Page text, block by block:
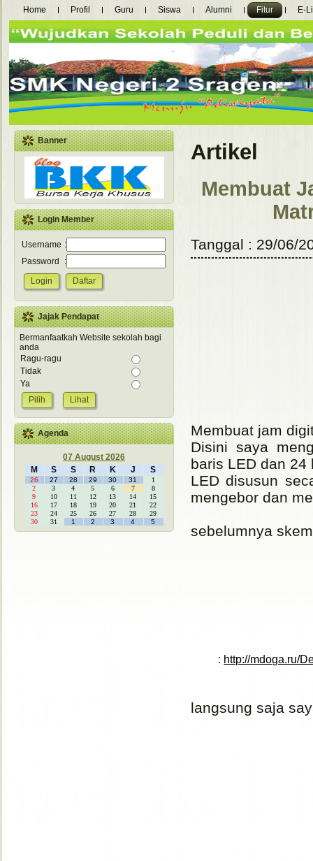
Home Profil Guru Siswa Alumni Fitur E-
Banner
Login Member
Username :
Password
:
Jajak Pendapat
Bermanfaatkah Website sekolah bagi
anda
Ragu-ragu
Tidak
Ya
Lihat
Agenda
07 August 2026
M
S S R K J S
26 27 28 29 30 31
1
2
3 4 5 6 7
8
9
10 11 12 13 14
15
16
17 18 19 20 21
22
23
24 25 26 27 28
29
30
31 1 2 3 4 5
Artikel
Membuat
Tanggal : 29/06/
Membuat jam
Disini saya
baris LED dan 24
LED disusun
mengebor dan
sebelumnya
: http://mdoga.ru/
langsung saja